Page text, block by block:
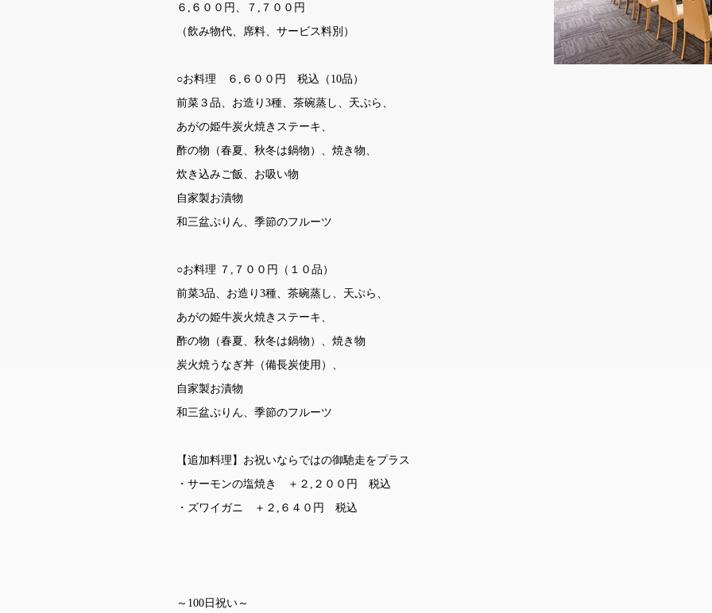
６,６００円、７,７００円
（飲み物代、席料、サービス料別）
○お料理 ６,６００円 税込（10品）
前菜３品、お造り3種、茶碗蒸し、天ぷら、
あがの姫牛炭火焼きステーキ、
酢の物（春夏、秋冬は鍋物）、焼き物、
炊き込みご飯、お吸い物
自家製お漬物
和三盆ぷりん、季節のフルーツ
○お料理 ７,７００円（１０品）
前菜3品、お造り3種、茶碗蒸し、天ぷら、
あがの姫牛炭火焼きステーキ、
酢の物（春夏、秋冬は鍋物）、焼き物
炭火焼うなぎ丼（備長炭使用）、
自家製お漬物
和三盆ぷりん、季節のフルーツ
【追加料理】お祝いならではの御馳走をプラス
・サーモンの塩焼き ＋２,２００円 税込
・ズワイガニ ＋２,６４０円 税込
～100日祝い～